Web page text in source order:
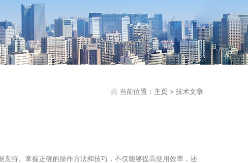
当前位置： 主页> 技术文章
持。掌握正确的操作方法和技巧，不仅能够提高使用效率，还